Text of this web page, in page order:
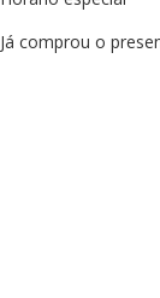
Já comprou o